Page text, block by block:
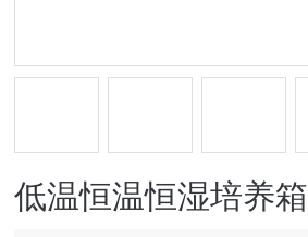
低温恒温恒湿培养箱